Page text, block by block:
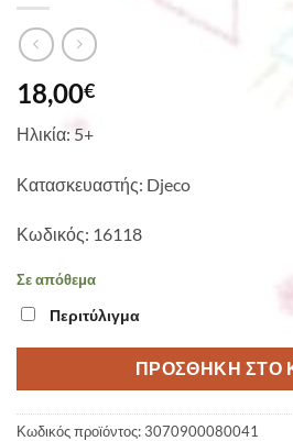
18,00€
Ηλικία: 5+
Κατασκευαστής: Djeco
Κωδικός: 16118
Σε απόθεμα
Περιτύλιγμα
ΠΡΟΣΘΉΚΗ ΣΤΟ
Κωδικός προϊόντος:3070900080041